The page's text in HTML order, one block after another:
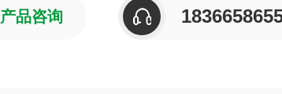
产品咨询